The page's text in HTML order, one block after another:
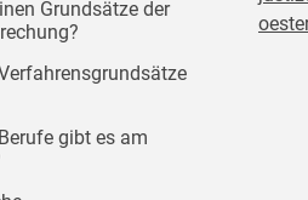
Grundsätze der
gibt es am